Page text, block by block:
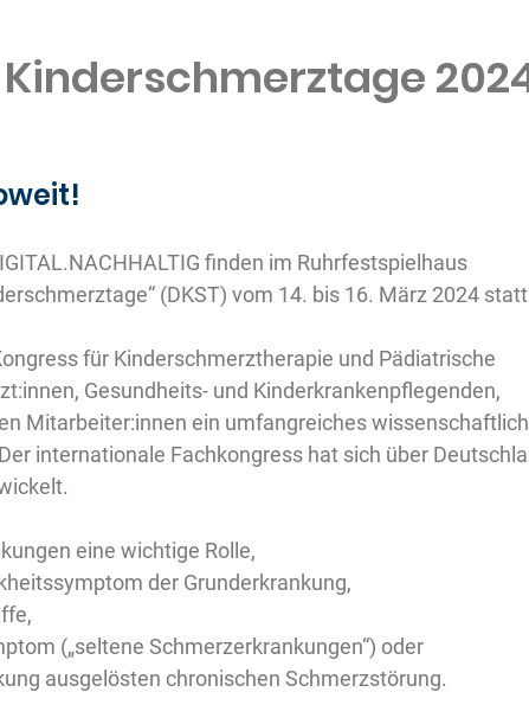
finden im Ruhrfestspielhaus
(DKST) vom 14. bis 16. März 2024
für Kinderschmerztherapie und Pädiatrische
Gesundheits- und Kinderkrankenpflegenden,
Mitarbeiter:innen ein umfangreiches
internationale Fachkongress hat sich über
eine wichtige Rolle,
der Grunderkrankung,
(„seltene Schmerzerkrankungen“) oder
ausgelösten chronischen Schmerzstörung.